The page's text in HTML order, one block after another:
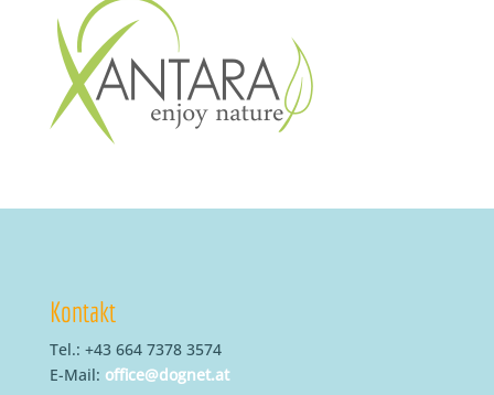
Kontakt
Tel.: +43 664 7378 3574
E-Mail: office@dognet.at